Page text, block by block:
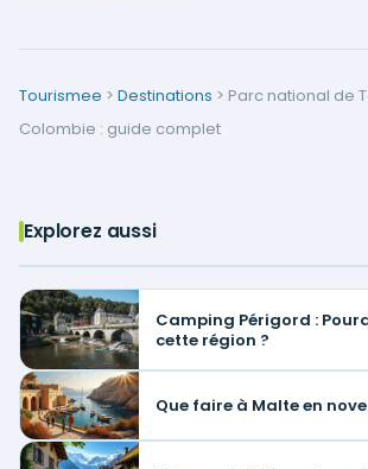
Tourismee > Destinations > Parc national de
Colombie : guide complet
Explorez aussi
Camping Périgord :
cette région ?
Que faire à Malte en